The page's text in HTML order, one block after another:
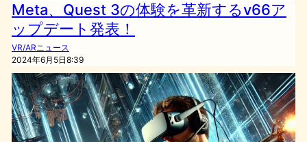
Meta、Quest 3の体験を革新するv66ア
ップデート発表！
VR/ARニュース
2024年6月5日8:39